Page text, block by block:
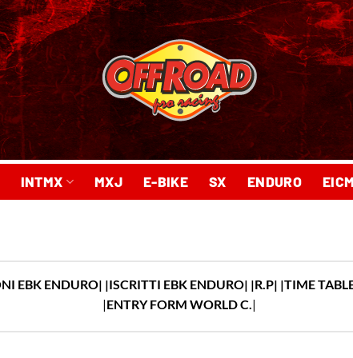
INTMX MXJ E-BIKE SX ENDURO
EBK ENDURO| |ISCRITTI EBK ENDURO| |R.P| |TIME
|ENTRY FORM WORLD C. |